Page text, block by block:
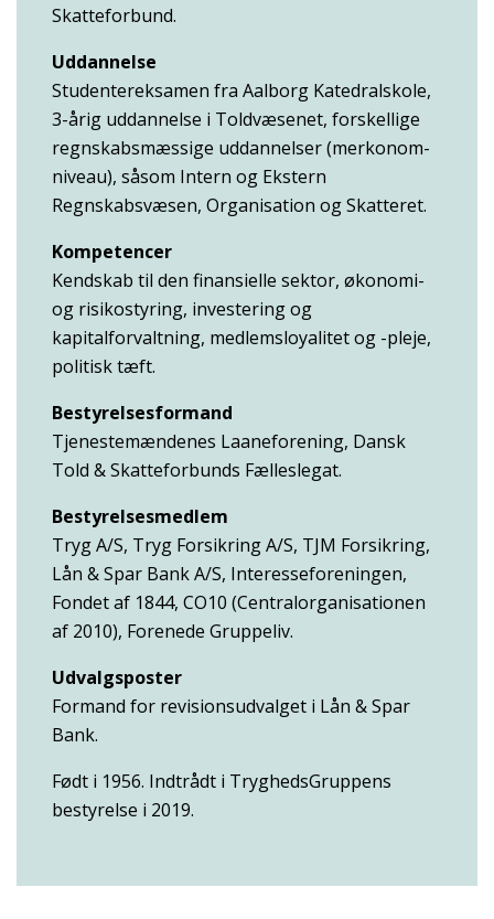
Skatteforbund.
Uddannelse
Studentereksamen fra Aalborg Katedralskole,
3-årig uddannelse i Toldvæsenet, forskellige
regnskabsmæssige uddannelser (merkonom-
niveau), såsom Intern og Ekstern
Regnskabsvæsen, Organisation og Skatteret.
Kompetencer
Kendskab til den finansielle sektor, økonomi-
og risikostyring, investering og
kapitalforvaltning, medlemsloyalitet og -pleje,
politisk tæft.
Bestyrelsesformand
Tjenestemændenes Laaneforening, Dansk
Told & Skatteforbunds Fælleslegat.
Bestyrelsesmedlem
Tryg A/S, Tryg Forsikring A/S, TJM Forsikring,
Lån & Spar Bank A/S, Interesseforeningen,
Fondet af 1844, CO10 (Centralorganisationen
af 2010), Forenede Gruppeliv.
Udvalgsposter
Formand for revisionsudvalget i Lån & Spar
Bank.
Født i 1956. Indtrådt i TryghedsGruppens
bestyrelse i 2019.